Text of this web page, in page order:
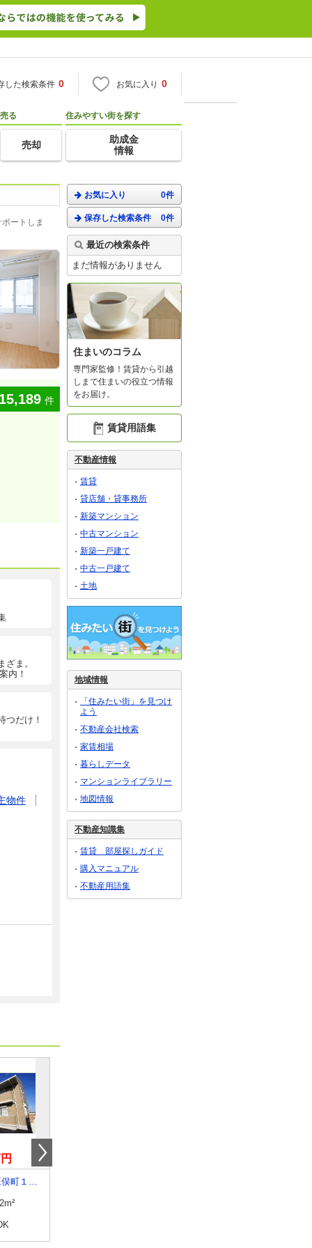
した検索条件 0 お気に入り 0
売る
売却
住みやすい街を探す
助成金
情報
ートしま
件
ま。
内！
つだけ！
物件
群馬県前橋市三俣町１丁目
お気に入り 0件
保存した検索条件 0件
最近の検索条件
まだ情報がありません
住まいのコラム
専門家監修！賃貸から引越
しまで住まいの役立つ情報
をお届け。
賃貸用語集
不動産情報
賃貸
貸店舗・貸事務所
新築マンション
中古マンション
新築一戸建て
中古一戸建て
土地
地域情報
「住みたい街」を見つけ
よう
不動産会社検索
家賃相場
暮らしデータ
マンションライブラリー
地図情報
不動産知識集
賃貸 部屋探しガイド
購入マニュアル
不動産用語集